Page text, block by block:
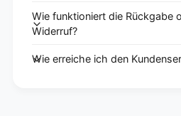
Wie funktioniert die Rückgabe
Widerruf?
Wie erreiche ich den